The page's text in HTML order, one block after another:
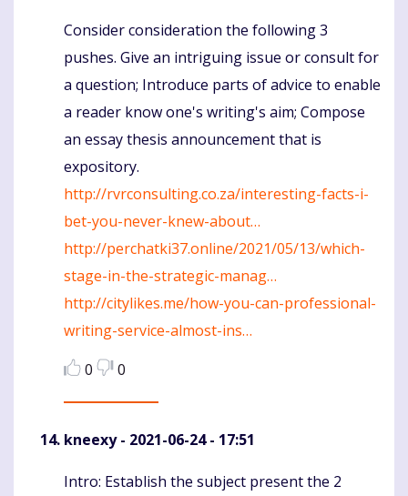
Komentaras
Consider consideration the following 3
pushes. Give an intriguing issue or consult for
a question; Introduce parts of advice to enable
a reader know one's writing's aim; Compose
an essay thesis announcement that is
expository.
http://rvrconsulting.co.za/interesting-facts-i-
bet-you-never-knew-about…
http://perchatki37.online/2021/05/13/which-
stage-in-the-strategic-manag…
http://citylikes.me/how-you-can-professional-
writing-service-almost-ins…
0
0
kneexy- 2021-06-24 - 17:51
Komentaras
Intro: Establish the subject present the 2